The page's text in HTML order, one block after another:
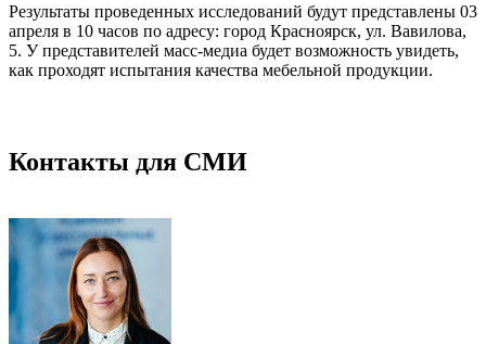
Результаты проведенных исследований будут представлены 03
апреля в 10 часов по адресу: город Красноярск, ул. Вавилова,
5. У представителей масс-медиа будет возможность увидеть,
как проходят испытания качества мебельной продукции.
Контакты для СМИ